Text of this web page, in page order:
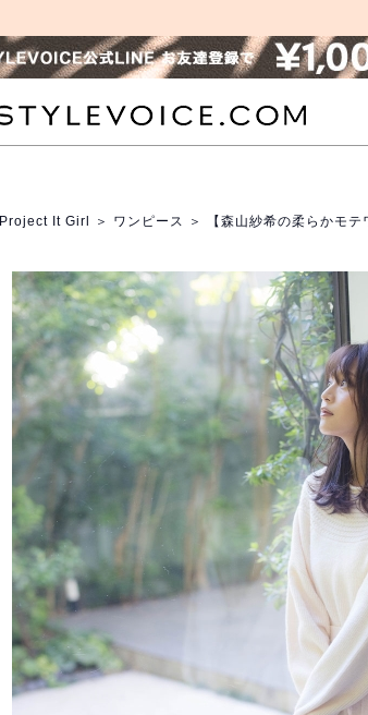
Project It Girl ＞ ワンピース ＞ 【森山紗希の柔らかモ